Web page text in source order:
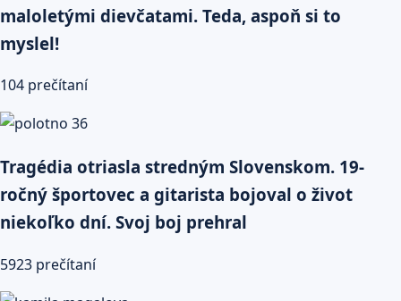
maloletými dievčatami. Teda, aspoň si to
myslel!
104 prečítaní
Tragédia otriasla stredným Slovenskom. 19-
ročný športovec a gitarista bojoval o život
niekoľko dní. Svoj boj prehral
5923 prečítaní